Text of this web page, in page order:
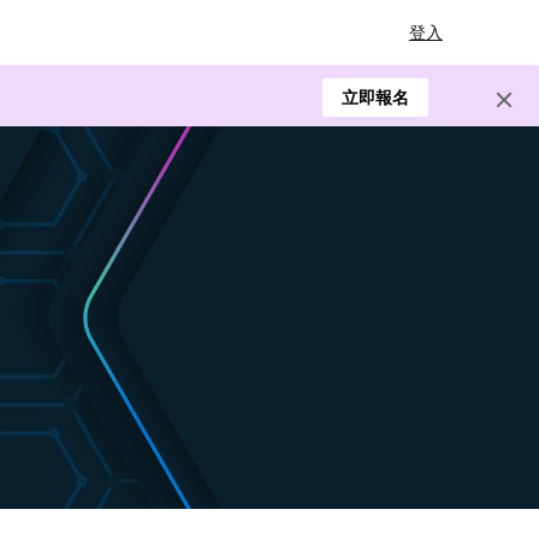
登入
立即報名